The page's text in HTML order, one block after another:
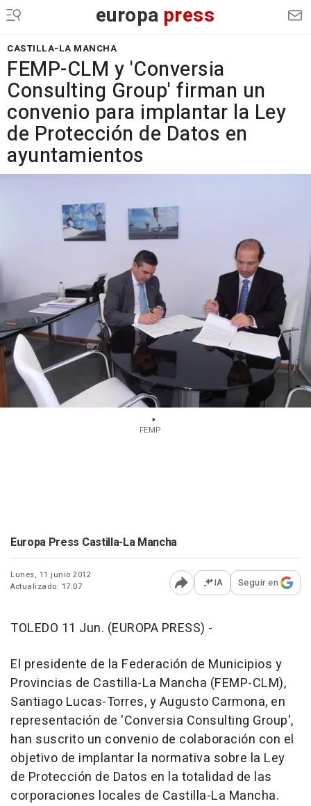
europa press
CASTILLA-LA MANCHA
FEMP-CLM y 'Conversia
Consulting Group' firman un
convenio para implantar la Ley
de Protección de Datos en
ayuntamientos
FEMP
Europa Press Castilla-La Mancha
Lunes, 11 junio 2012
Actualizado: 17:07
Abrir opciones para
IA Seguir en
TOLEDO 11 Jun. (EUROPA PRESS) -
El presidente de la Federación de Municipios y
Provincias de Castilla-La Mancha (FEMP-CLM),
Santiago Lucas-Torres, y Augusto Carmona, en
representación de 'Conversia Consulting Group',
han suscrito un convenio de colaboración con el
objetivo de implantar la normativa sobre la Ley
de Protección de Datos en la totalidad de las
corporaciones locales de Castilla-La Mancha.